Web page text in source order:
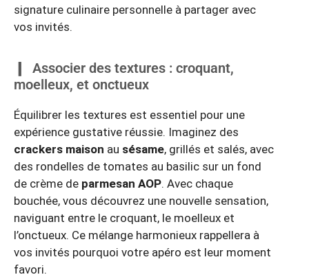
signature culinaire personnelle à partager avec
vos invités.
Associer des textures : croquant,
moelleux, et onctueux
Équilibrer les textures est essentiel pour une
expérience gustative réussie. Imaginez des
crackers maison au sésame, grillés et salés, avec
des rondelles de tomates au basilic sur un fond
de crème de parmesan AOP. Avec chaque
bouchée, vous découvrez une nouvelle sensation,
naviguant entre le croquant, le moelleux et
l’onctueux. Ce mélange harmonieux rappellera à
vos invités pourquoi votre apéro est leur moment
favori.